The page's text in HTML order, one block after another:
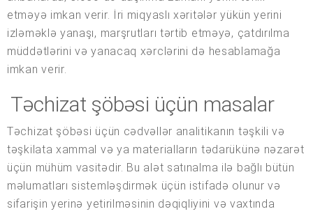
etməyə imkan verir. İri miqyaslı xəritələr yükün yerini
izləməklə yanaşı, marşrutları tərtib etməyə, çatdırılma
müddətlərini və yanacaq xərclərini də hesablamağa
imkan verir.
Təchizat şöbəsi üçün masalar
Təchizat şöbəsi üçün cədvəllər analitikanın təşkili və
təşkilata xammal və ya materialların tədarükünə nəzarət
üçün mühüm vasitədir. Bu alət satınalma ilə bağlı bütün
məlumatları sistemləşdirmək üçün istifadə olunur və
sifarişin yerinə yetirilməsinin dəqiqliyini və vaxtında